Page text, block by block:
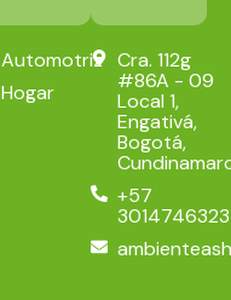
Automotriz
Hogar
Cra. 112g
#86A - 09
Local 1,
Engativá,
Bogotá,
+57
3014746323